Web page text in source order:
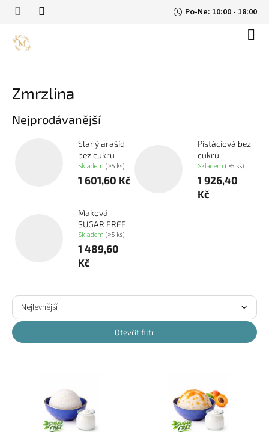
Přejít
Po-Ne: 10:00 - 18:00
Zmrzlina
Nejprodávanější
Slaný arašíd
bez cukru
Skladem (>5 ks)
1 601,60 Kč
Pistáciová bez
cukru
Skladem (>5 ks)
1 926,40
Kč
Maková
SUGAR FREE
Skladem (>5 ks)
1 489,60
Kč
Ř
z
e
n
Nejlevnější
Otevřít filtr